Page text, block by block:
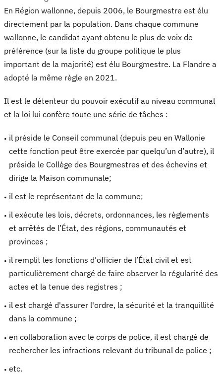
En Région wallonne, depuis 2006, le Bourgmestre est élu
directement par la population. Dans chaque commune
wallonne, le candidat ayant obtenu le plus de voix de
préférence (sur la liste du groupe politique le plus
important de la majorité) est élu Bourgmestre. La Flandre a
adopté la même règle en 2021.
Il est le détenteur du pouvoir exécutif au niveau communal
et la loi lui confère toute une série de tâches :
il préside le Conseil communal (depuis peu en Wallonie
cette fonction peut être exercée par quelqu’un d’autre), il
préside le Collège des Bourgmestres et des échevins et
dirige la Maison communale;
il est le représentant de la commune;
il exécute les lois, décrets, ordonnances, les règlements
et arrêtés de l’État, des régions, communautés et
provinces ;
il remplit les fonctions d'officier de l’État civil et est
particulièrement chargé de faire observer la régularité des
actes et la tenue des registres ;
il est chargé d'assurer l'ordre, la sécurité et la tranquillité
dans la commune ;
en collaboration avec le corps de police, il est chargé de
rechercher les infractions relevant du tribunal de police ;
etc.